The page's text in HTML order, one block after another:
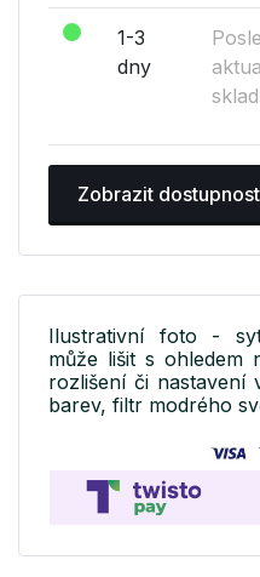
1-3
dny
Zobrazit
Ilustrativní foto -
může lišit s ohledem
rozlišení či nastavení
barev, filtr modrého